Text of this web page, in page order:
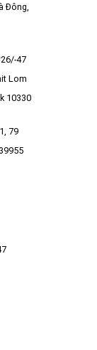
Đông,
47
Lom
10330
79